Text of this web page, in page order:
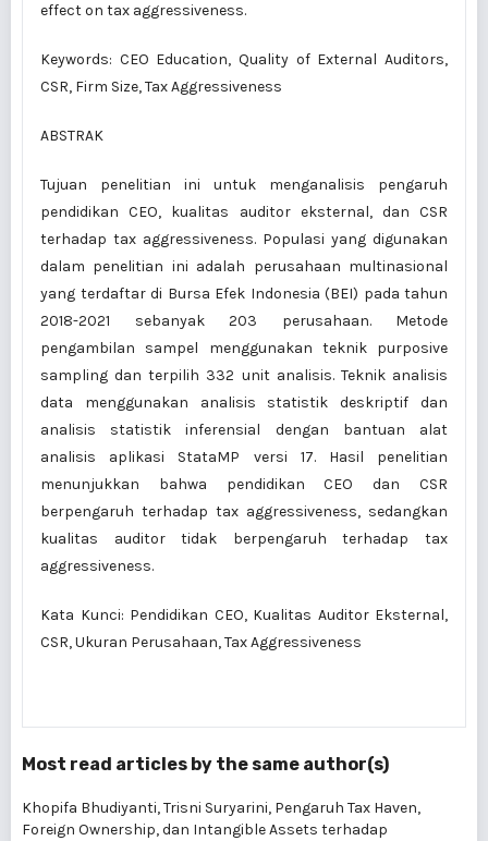
effect on tax aggressiveness.
Keywords: CEO Education, Quality of External Auditors,
CSR, Firm Size, Tax Aggressiveness
ABSTRAK
Tujuan penelitian ini untuk menganalisis pengaruh
pendidikan CEO, kualitas auditor eksternal, dan CSR
terhadap tax aggressiveness. Populasi yang digunakan
dalam penelitian ini adalah perusahaan multinasional
yang terdaftar di Bursa Efek Indonesia (BEI) pada tahun
2018-2021 sebanyak 203 perusahaan. Metode
pengambilan sampel menggunakan teknik purposive
sampling dan terpilih 332 unit analisis. Teknik analisis
data menggunakan analisis statistik deskriptif dan
analisis statistik inferensial dengan bantuan alat
analisis aplikasi StataMP versi 17. Hasil penelitian
menunjukkan bahwa pendidikan CEO dan CSR
berpengaruh terhadap tax aggressiveness, sedangkan
kualitas auditor tidak berpengaruh terhadap tax
aggressiveness.
Kata Kunci: Pendidikan CEO, Kualitas Auditor Eksternal,
CSR, Ukuran Perusahaan, Tax Aggressiveness
Most read articles by the same author(s)
Khopifa Bhudiyanti, Trisni Suryarini, Pengaruh Tax Haven,
Foreign Ownership, dan Intangible Assets terhadap